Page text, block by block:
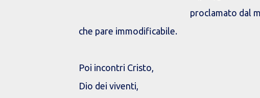
proclamato dal
che pare immodificabile.
Poi incontri Cristo,
Dio dei viventi,